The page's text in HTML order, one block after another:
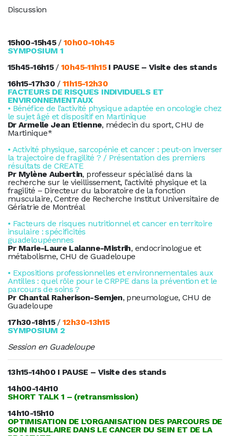
Discussion
15h00-15h45/10h00-10h45
SYMPOSIUM 1
15h45-16h15/10h45-11h15 I PAUSE – Visite des stands
16h15-17h30/11h15-12h30
FACTEURS DE RISQUES INDIVIDUELS ET
ENVIRONNEMENTAUX
• Bénéfice de l’activité physique adaptée en oncologie chez
le sujet âgé et dispositif en Martinique
Dr Armelle Jean Etienne, médecin du sport, CHU de
Martinique*
• Activité physique, sarcopénie et cancer : peut-on inverser
la trajectoire de fragilité ? / Présentation des premiers
résultats de CREATE
Pr Mylène Aubertin, professeur spécialisé dans la
recherche sur le vieillissement, l’activité physique et la
fragilité – Directeur du laboratoire de la fonction
musculaire, Centre de Recherche Institut Universitaire de
Gériatrie de Montréal
• Facteurs de risques nutritionnel et cancer en territoire
insulaire : spécificités
guadeloupéennes
Pr Marie-Laure Lalanne-Mistrih, endocrinologue et
métabolisme, CHU de Guadeloupe
• Expositions professionnelles et environnementales aux
Antilles : quel rôle pour le CRPPE dans la prévention et le
parcours de soins ?
Pr Chantal Raherison-Semjen, pneumologue, CHU de
Guadeloupe
17h30-18h15/12h30-13h15
SYMPOSIUM 2
Session en Guadeloupe
13h15-14h00 I PAUSE – Visite des stands
14h00-14H10
SHORT TALK 1 – (retransmission)
14h10-15h10
OPTIMISATION DE L’ORGANISATION DES PARCOURS DE
SOIN INSULAIRE DANS LE CANCER DU SEIN ET DE LA